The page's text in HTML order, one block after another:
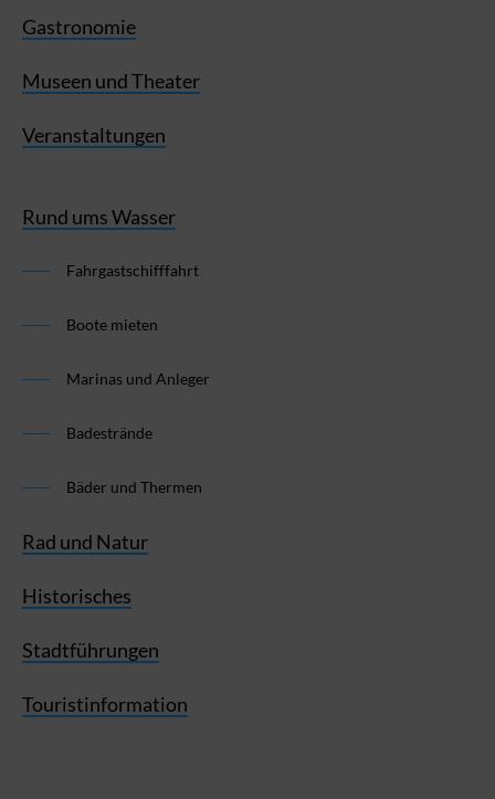
Gastronomie
Museen und Theater
Veranstaltungen
Rund ums Wasser
Fahrgastschifffahrt
Boote mieten
Marinas und Anleger
Badestrände
Bäder und Thermen
Rad und Natur
Historisches
Stadtführungen
Touristinformation